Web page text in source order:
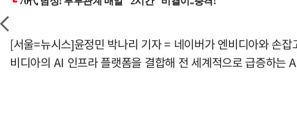
[서울=뉴시스]윤정민 박나리 기자 = 네이버가 엔비디아와 손
비디아의 AI 인프라 플랫폼을 결합해 전 세계적으로 급증하는